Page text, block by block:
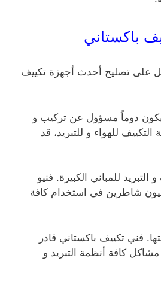
باكستاني
على تصليح أحدث أجهزة تكييف
دوماً مسؤول عن تركيب و
للهواء و للتبريد، قد
للمباني الكبيرة. فنيو
شاطرين في استخدام كافة
فني تكييف باكستاني قادر
كافة أنظمة التبريد و